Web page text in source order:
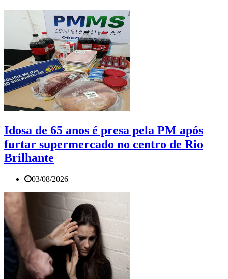
Idosa de 65 anos é presa pela PM após
furtar supermercado no centro de Rio
Brilhante
03/08/2026